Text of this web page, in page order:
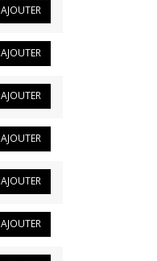
AJOUTER
AJOUTER
AJOUTER
AJOUTER
AJOUTER
AJOUTER